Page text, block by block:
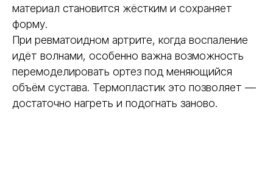
материал становится жёстким и сохраняет
форму.
При ревматоидном артрите, когда воспаление
идёт волнами, особенно важна возможность
перемоделировать ортез под меняющийся
объём сустава. Термопластик это позволяет —
достаточно нагреть и подогнать заново.